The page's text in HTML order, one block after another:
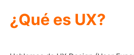
¿Qué es UX?